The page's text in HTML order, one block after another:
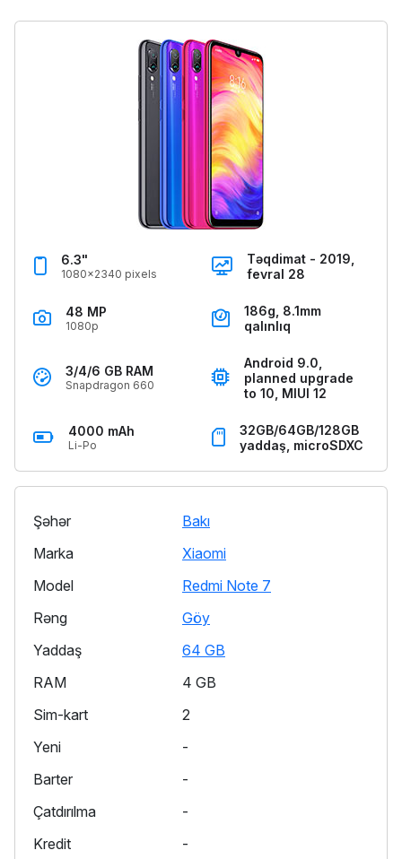
6.3"
1080x2340 pixels
Təqdimat - 2019,
fevral 28
48 MP
1080p
186g, 8.1mm
qalınlıq
3/4/6 GB RAM
Snapdragon 660
Android 9.0,
planned upgrade
to 10, MIUI 12
4000 mAh
Li-Po
32GB/64GB/128GB
yaddaş, microSDXC
Şəhər
Bakı
Marka
Xiaomi
Model
Redmi Note 7
Rəng
Göy
Yaddaş
64 GB
RAM
4 GB
Sim-kart
2
Yeni
-
Barter
-
Çatdırılma
-
Kredit
-